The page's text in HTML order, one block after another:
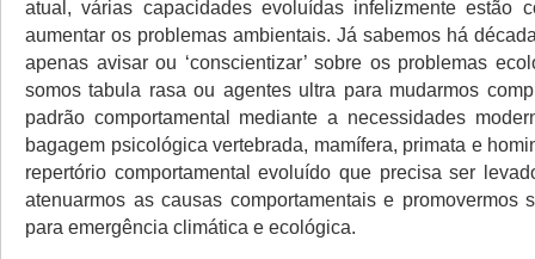
atual, várias capacidades evoluídas infelizmente estão
aumentar os problemas ambientais. Já sabemos há
apenas avisar ou ‘conscientizar’ sobre os problemas
somos tabula rasa ou agentes ultra para mudarmos
padrão comportamental mediante a necessidades
bagagem psicológica vertebrada, mamífera, primata e
repertório comportamental evoluído que precisa ser
atenuarmos as causas comportamentais e promovermos
para emergência climática e ecológica.